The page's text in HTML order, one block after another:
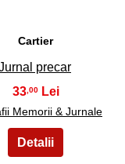
Cartier
precar
33 ,00
Memorii & Jurnale